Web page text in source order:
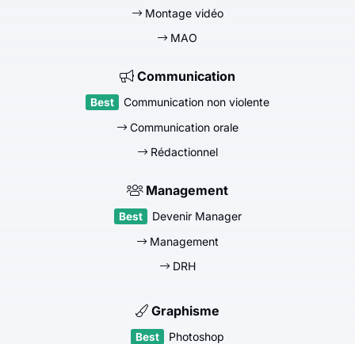
Montage vidéo
MAO
Communication
Communication non violente
Communication orale
Rédactionnel
Management
Devenir Manager
Management
DRH
Graphisme
Photoshop